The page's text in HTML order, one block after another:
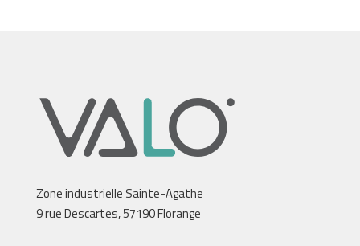
Zone industrielle Sainte-Agathe
9 rue Descartes, 57190 Florange